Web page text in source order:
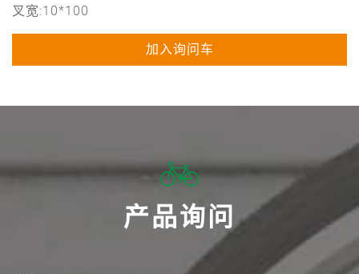
叉宽:10*100
加入询问车
产品询问